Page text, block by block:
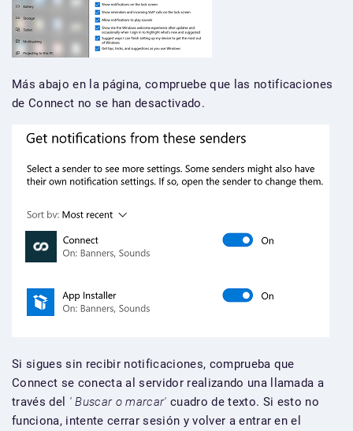
Más abajo en la página, compruebe que las notificaciones
de Connect no se han desactivado.
Si sigues sin recibir notificaciones, comprueba que
Connect se conecta al servidor realizando una llamada a
través del ' Buscar o marcar' cuadro de texto. Si esto no
funciona, intente cerrar sesión y volver a entrar en el